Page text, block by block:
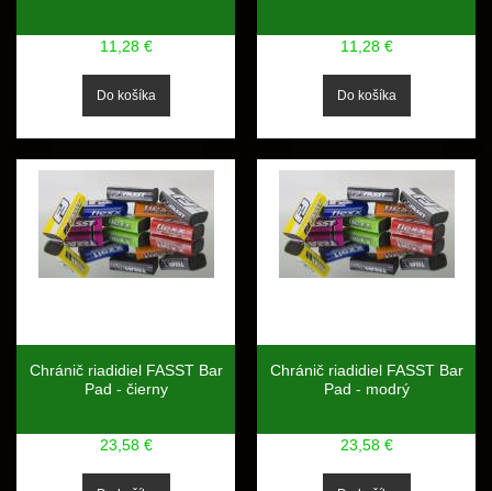
11,28 € 11,28 €
Chránič riadidiel FASST Bar
Pad - čierny
23,58 €
Chránič riadidiel FASST Bar
Pad - modrý
23,58 €